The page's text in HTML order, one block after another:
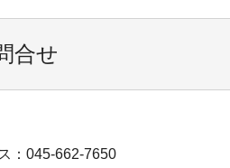
合せ
：045-662-7650